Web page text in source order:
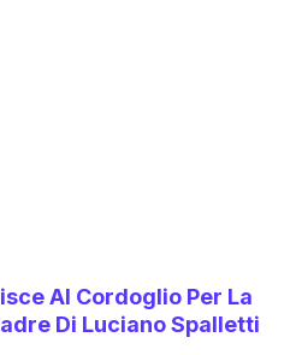
Al Cordoglio Per La
Di Luciano Spalletti